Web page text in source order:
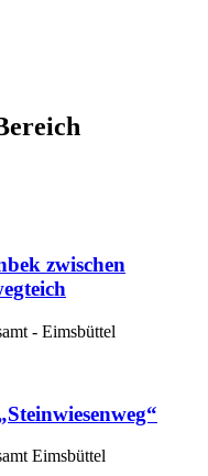
zwischen
- Eimsbüttel
Eimsbüttel